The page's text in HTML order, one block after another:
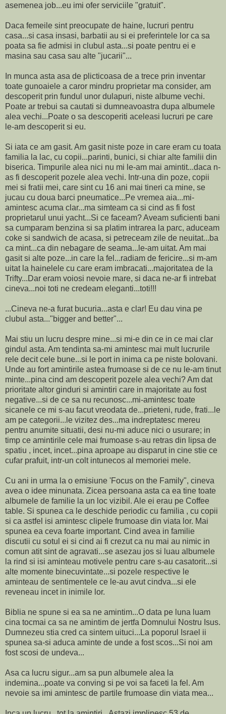
asemenea job...eu imi ofer serviciile "gratuit".
Daca femeile sint preocupate de haine, lucruri pentru
casa...si casa insasi, barbatii au si ei preferintele lor ca sa
poata sa fie admisi in clubul asta...si poate pentru ei e
masina sau casa sau alte "jucarii"...
In munca asta asa de plicticoasa de a trece prin inventar
toate gunoaiele a caror mindru proprietar ma consider, am
descoperit prin fundul unor dulapuri, niste albume vechi.
Poate ar trebui sa cautati si dumneavoastra dupa albumele
alea vechi...Poate o sa descoperiti aceleasi lucruri pe care
le-am descoperit si eu.
Si iata ce am gasit. Am gasit niste poze in care eram cu toata
familia la lac, cu copii...parinti, bunici, si chiar alte familii din
biserica. Timpurile alea nici nu mi le-am mai amintit...daca n-
as fi descoperit pozele alea vechi. Intr-una din poze, copii
mei si fratii mei, care sint cu 16 ani mai tineri ca mine, se
jucau cu doua barci pneumatice...Pe vremea aia...mi-
amintesc acuma clar...ma simteam ca si cind as fi fost
proprietarul unui yacht...Si ce faceam? Aveam suficienti bani
sa cumparam benzina si sa platim intrarea la parc, aduceam
coke si sandwich de acasa, si petreceam zile de neuitat...ba
ca mint...ca din nebagare de seama...le-am uitat. Am mai
gasit si alte poze...in care la fel...radiam de fericire...si m-am
uitat la hainelele cu care eram imbracati...majoritatea de la
Trifty...Dar eram voiosi nevoie mare, si daca ne-ar fi intrebat
cineva...noi toti ne credeam eleganti...toti!!!
...Cineva ne-a furat bucuria...asta e clar! Eu dau vina pe
clubul asta..."bigger and better"...
Mai stiu un lucru despre mine...si mi-e din ce in ce mai clar
gindul asta. Am tendinta sa-mi amintesc mai mult lucrurile
rele decit cele bune...si le port in inima ca pe niste bolovani.
Unde au fort amintirile astea frumoase si de ce nu le-am tinut
minte...pina cind am descoperit pozele alea vechi? Am dat
prioritate altor ginduri si amintiri care in majoritate au fost
negative...si de ce sa nu recunosc...mi-amintesc toate
sicanele ce mi s-au facut vreodata de...prieteni, rude, frati...le
am pe categorii...le vizitez des...ma indreptatesc mereu
pentru anumite situatii, desi nu-mi aduce nici o usurare; in
timp ce amintirile cele mai frumoase s-au retras din lipsa de
spatiu , incet, incet...pina aproape au disparut in cine stie ce
cufar prafuit, intr-un colt intunecos al memoriei mele.
Cu ani in urma la o emisiune 'Focus on the Family", cineva
avea o idee minunata. Zicea persoana asta ca ea tine toate
albumele de familie la un loc vizibil. Ale ei erau pe Coffee
table. Si spunea ca le deschide periodic cu familia , cu copii
si ca astfel isi amintesc clipele frumoase din viata lor. Mai
spunea ea ceva foarte important. Cind avea in familie
discutii cu sotul ei si cind ai fi crezut ca nu mai au nimic in
comun atit sint de agravati...se asezau jos si luau albumele
la rind si isi aminteau motivele pentru care s-au casatorit...si
alte momente binecuvintate...si pozele respective le
aminteau de sentimentele ce le-au avut cindva...si ele
reveneau incet in inimile lor.
Biblia ne spune si ea sa ne amintim...O data pe luna luam
cina tocmai ca sa ne amintim de jertfa Domnului Nostru Isus.
Dumnezeu stia cred ca sintem uituci...La poporul Israel ii
spunea sa-si aduca aminte de unde a fost scos...Si noi am
fost scosi de undeva...
Asa ca lucru sigur...am sa pun albumele alea la
indemina...poate va conving si pe voi sa faceti la fel. Am
nevoie sa imi amintesc de partile frumoase din viata mea...